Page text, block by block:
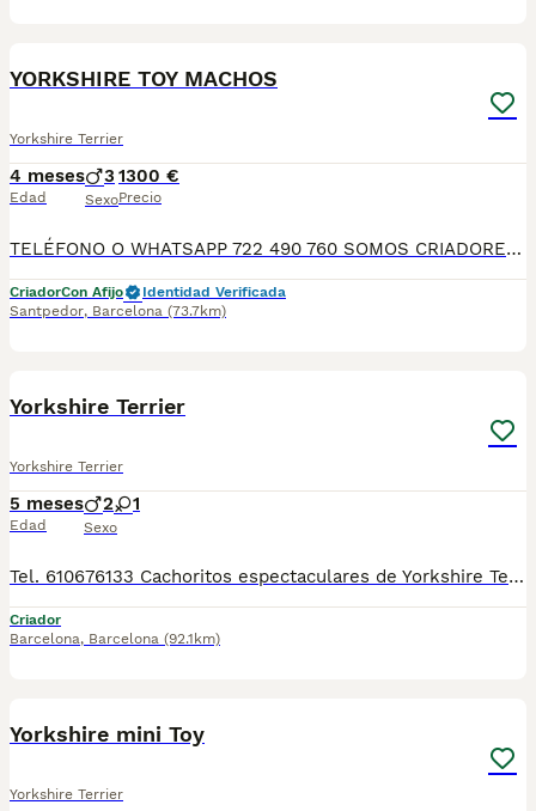
YORKSHIRE TOY MACHOS
Yorkshire Terrier
4 meses
Edad
3
Sexo
1300 €
Precio
TELÉFONO O WHATSAPP 722 490 760 SOMOS CRIADORES SIN INTERMEDIARIOS! MÁS DE 20 AÑOS EN EL SECTOR, VALORANDO TANTO LA CRIA RESPONSABLE COMO TAMBIÉN LA SELECCIÓN PARA MEJORAR LA RAZA DURANTE ESTOS AÑOS. NUESTROS CACHORROS SE ENTREGAN PREVIAMENTE REVISADOS POR NUESTRO VETERINARIO Y BAJO LOS MAS ESTRICTOS CONTROLES DE SALUD, HACEMOS HINCAPIÉ EN SU SOCIABILIZACIÓN PARA SU CORRECTO DESARROLLO NEUROLOGICO! Y OS ASESORAMOS ANTES DURANTE Y DESPUES DE LA ENTREGA PARA QUE TODO SEA LO MAS AFABLE Y FACIL POSIBLE DURANTE LA ADAPTACION! NUESTROS BEBES SE ENTREGAN A PARTIR DE LOS DOS MESES CON SUS VACUNAS AL DIA, DESPARASITADOS Y CON GARANTIAS DE SALUD, MICROCHIP Y CARTILLA DE VACUNACION! SI BUSCAS UN COMPAÑERO SANO Y EQUILIBRADO ESTE ES EL LUGAR, TE ASESORAREMOS ENTODO EL PROCESO NO DUDES EN CONSULTAR POR NUESTROS CACHORROS AL 722 490 760
CriadorCon Afijo
Identidad Verificada
Santpedor, Barcelona (73.7km)
Yorkshire Terrier
Yorkshire Terrier
5 meses
Edad
2 1
Sexo
Tel. 610676133 Cachoritos espectaculares de Yorkshire Terrier, machos y hembras preciosos, de tamaño pequeñito, de dos meses de edad, con mucha calidad de pelo, unas autenticas bolitas de pelo. Se entrega con la vacuna correspondiente a la edad, desparasitado, con su cartilla veterinaria, microchip y garantía por escrito, muy bien cuidados, muy sanos, criados en entorno familiar. Disponemos de centro con número zoológico T-2500116
Criador
Barcelona, Barcelona (92.1km)
Yorkshire mini Toy
Yorkshire Terrier